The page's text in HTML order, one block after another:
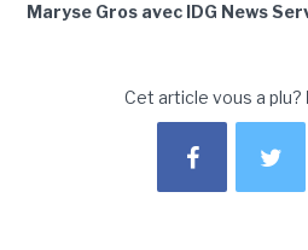
Maryse Gros avec IDG News
Cet article vous a plu?